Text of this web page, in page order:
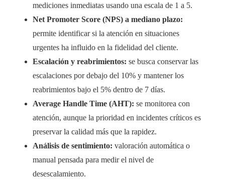
mediciones inmediatas usando una escala de 1 a 5.
Net Promoter Score (NPS) a mediano plazo:
permite identificar si la atención en situaciones
urgentes ha influido en la fidelidad del cliente.
Escalación y reabrimientos: se busca conservar las
escalaciones por debajo del 10% y mantener los
reabrimientos bajo el 5% dentro de 7 días.
Average Handle Time (AHT): se monitorea con
atención, aunque la prioridad en incidentes críticos es
preservar la calidad más que la rapidez.
Análisis de sentimiento: valoración automática o
manual pensada para medir el nivel de
desescalamiento.